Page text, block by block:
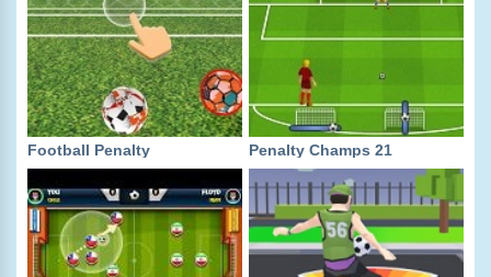
Football Penalty Penalty Champs 21